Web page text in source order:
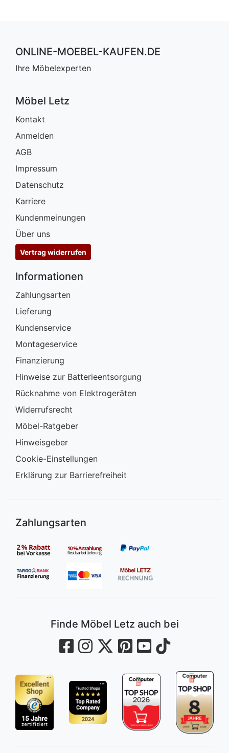
ONLINE-MOEBEL-KAUFEN.DE
Ihre Möbelexperten
Möbel Letz
Kontakt
Anmelden
AGB
Impressum
Datenschutz
Karriere
Kundenmeinungen
Über uns
Vertrag widerrufen
Informationen
Zahlungsarten
Lieferung
Kundenservice
Montageservice
Finanzierung
Hinweise zur Batterieentsorgung
Rücknahme von Elektrogeräten
Widerrufsrecht
Möbel-Ratgeber
Hinweisgeber
Cookie-Einstellungen
Erklärung zur Barrierefreiheit
Zahlungsarten
Finde Möbel Letz auch bei